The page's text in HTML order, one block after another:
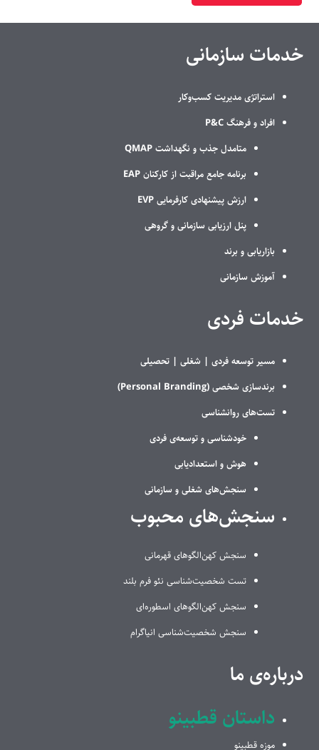
خدمات سازمانی
استراتژی مدیریت کسب‌وکار
افراد و فرهنگ P&C
متامدل جذب و نگهداشت QMAP
برنامه جامع مراقبت از کارکنان EAP
ارزش پیشنهادی کارفرمایی EVP
پنل ارزیابی سازمانی و گروهی
بازاریابی و برند
آموزش سازمانی
خدمات فردی
مسیر توسعه فردی | شغلی |تحصیلی
برندسازی شخصی (Personal Branding)
تست‌های روانشناسی
خودشناسی و توسعه‌ی فردی
هوش و استعدادیابی
سنجش‌های شغلی و سازمانی
سنجش‌های محبوب
سنجش کهن‌الگوهای قهرمانی
تست شخصیت‌شناسی نئو فرم بلند
سنجش کهن‌الگوهای اسطوره‌ای
سنجش شخصیت‌شناسی انیاگرام
درباره‌ی ما
داستان قطبینو
موزه قطبینو